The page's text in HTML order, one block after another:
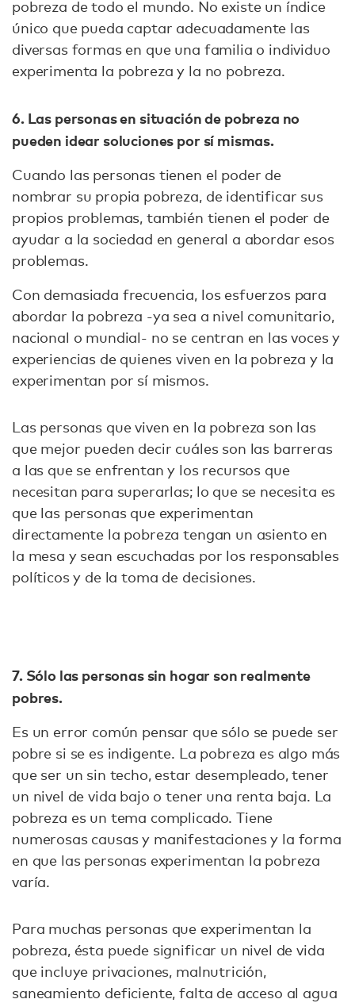
pobreza de todo el mundo. No existe un índice
único que pueda captar adecuadamente las
diversas formas en que una familia o individuo
experimenta la pobreza y la no pobreza.
6. Las personas en situación de pobreza no
pueden idear soluciones por sí mismas.
Cuando las personas tienen el poder de
nombrar su propia pobreza, de identificar sus
propios problemas, también tienen el poder de
ayudar a la sociedad en general a abordar esos
problemas.
Con demasiada frecuencia, los esfuerzos para
abordar la pobreza -ya sea a nivel comunitario,
nacional o mundial- no se centran en las voces y
experiencias de quienes viven en la pobreza y la
experimentan por sí mismos.
Las personas que viven en la pobreza son las
que mejor pueden decir cuáles son las barreras
a las que se enfrentan y los recursos que
necesitan para superarlas; lo que se necesita es
que las personas que experimentan
directamente la pobreza tengan un asiento en
la mesa y sean escuchadas por los responsables
políticos y de la toma de decisiones.
7. Sólo las personas sin hogar son realmente
pobres.
Es un error común pensar que sólo se puede ser
pobre si se es indigente. La pobreza es algo más
que ser un sin techo, estar desempleado, tener
un nivel de vida bajo o tener una renta baja. La
pobreza es un tema complicado. Tiene
numerosas causas y manifestaciones y la forma
en que las personas experimentan la pobreza
varía.
Para muchas personas que experimentan la
pobreza, ésta puede significar un nivel de vida
que incluye privaciones, malnutrición,
saneamiento deficiente, falta de acceso al agua